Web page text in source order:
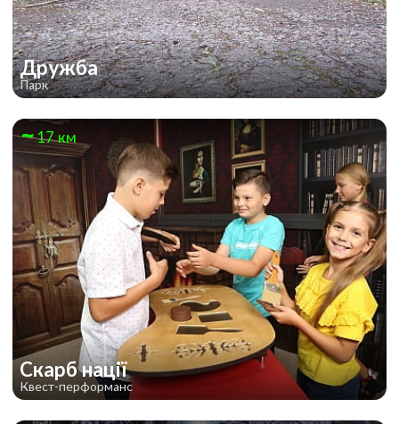
Дружба
Парк
17 км
Скарб нації
Квест-перформанс